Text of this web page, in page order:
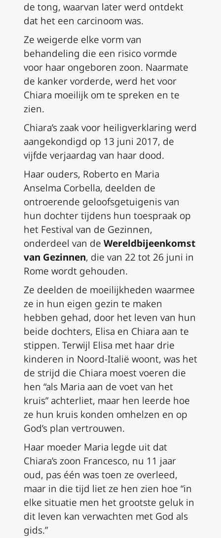
de tong, waarvan later werd ontdekt
dat het een carcinoom was.
Ze weigerde elke vorm van
behandeling die een risico vormde
voor haar ongeboren zoon. Naarmate
de kanker vorderde, werd het voor
Chiara moeilijk om te spreken en te
zien.
Chiara’s zaak voor heiligverklaring werd
aangekondigd op 13 juni 2017, de
vijfde verjaardag van haar dood.
Haar ouders, Roberto en Maria
Anselma Corbella, deelden de
ontroerende geloofsgetuigenis van
hun dochter tijdens hun toespraak op
het Festival van de Gezinnen,
onderdeel van de Wereldbijeenkomst
van Gezinnen, die van 22 tot 26 juni in
Rome wordt gehouden.
Ze deelden de moeilijkheden waarmee
ze in hun eigen gezin te maken
hebben gehad, door het leven van hun
beide dochters, Elisa en Chiara aan te
stippen. Terwijl Elisa met haar drie
kinderen in Noord-Italië woont, was het
de strijd die Chiara moest voeren die
hen “als Maria aan de voet van het
kruis” achterliet, maar hen leerde hoe
ze hun kruis konden omhelzen en op
God’s plan vertrouwen.
Haar moeder Maria legde uit dat
Chiara’s zoon Francesco, nu 11 jaar
oud, pas één was toen ze overleed,
maar in die tijd liet ze hen zien hoe “in
elke situatie men het grootste geluk in
dit leven kan verwachten met God als
gids.”